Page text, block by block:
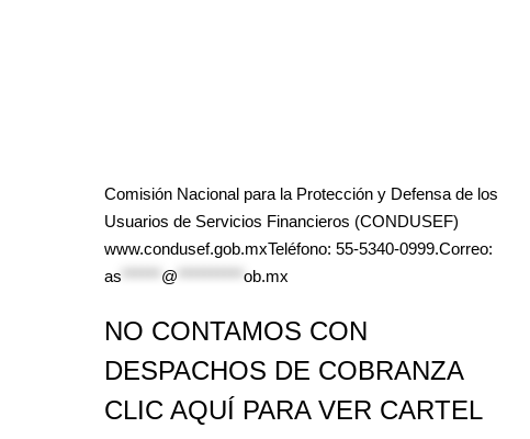
Comisión Nacional para la Protección y Defensa de los
Usuarios de Servicios Financieros (CONDUSEF)
www.condusef.gob.mxTeléfono: 55-5340-0999.Correo:
as
@ ob.mx
NO CONTAMOS CON
DESPACHOS DE COBRANZA
CLIC AQUÍ PARA VER CARTEL